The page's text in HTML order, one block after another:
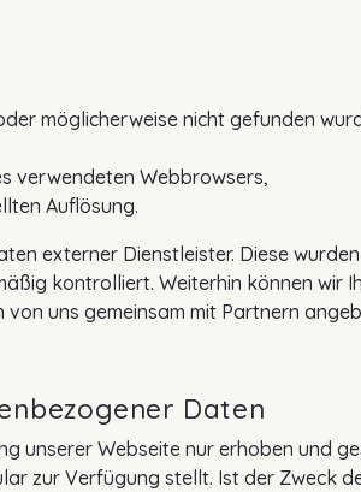
möglicherweise nicht gefunden
verwendeten Webbrowsers,
Auflösung.
externer Dienstleister. Diese
kontrolliert. Weiterhin können wir
uns gemeinsam mit Partnern
Daten
unserer Webseite nur erhoben und
zur Verfügung stellt. Ist der Zweck